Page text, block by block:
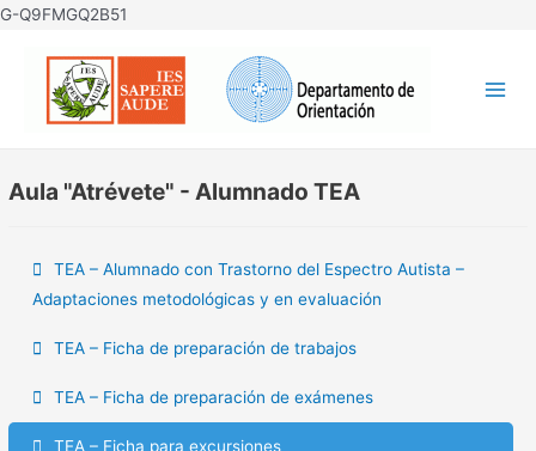
Ir
contenido
G-Q9FMGQ2B51
Aula "Atrévete" - Alumnado TEA
TEA – Alumnado con Trastorno del Espectro Autista –
Adaptaciones metodológicas y en evaluación
TEA – Ficha de preparación de trabajos
TEA – Ficha de preparación de exámenes
TEA – Ficha para excursiones